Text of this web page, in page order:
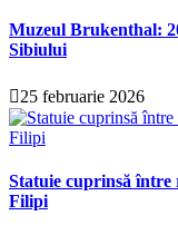
Muzeul Brukenthal:
Sibiului
25 februarie 2026
Statuie cuprinsă între
Filipi